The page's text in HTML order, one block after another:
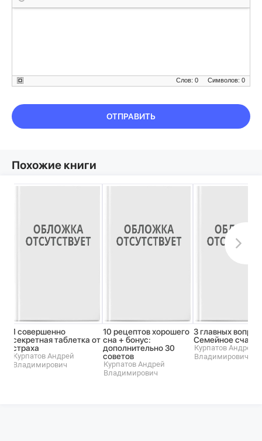
Символов: 0
Слов: 0
ОТПРАВИТЬ
Похожие книги
1 совершенно
секретная таблетка от
страха
Курпатов Андрей
Владимирович
10 рецептов хорошего
сна + бонус:
дополнительно 30
советов
Курпатов Андрей
Владимирович
3 главных
Семейное
Курпатов Андрей
Владимирович